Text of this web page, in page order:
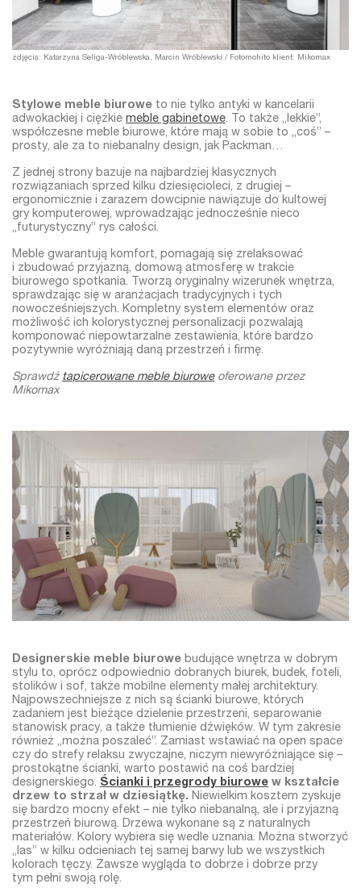
zdjęcia: Katarzyna Seliga-Wróblewska, Marcin Wróblewski / Fotomohito klient: Mikomax
Stylowe meble biurowe to nie tylko antyki w kancelarii
adwokackiej i ciężkie meble gabinetowe. To także „lekkie”,
współczesne meble biurowe, które mają w sobie to „coś” –
prosty, ale za to niebanalny design, jak Packman…
Z jednej strony bazuje na najbardziej klasycznych
rozwiązaniach sprzed kilku dziesięcioleci, z drugiej –
ergonomicznie i zarazem dowcipnie nawiązuje do kultowej
gry komputerowej, wprowadzając jednocześnie nieco
„futurystyczny” rys całości.
Meble gwarantują komfort, pomagają się zrelaksować
i zbudować przyjazną, domową atmosferę w trakcie
biurowego spotkania. Tworzą oryginalny wizerunek wnętrza,
sprawdzając się w aranżacjach tradycyjnych i tych
nowocześniejszych. Kompletny system elementów oraz
możliwość ich kolorystycznej personalizacji pozwalają
komponować niepowtarzalne zestawienia, które bardzo
pozytywnie wyróżniają daną przestrzeń i firmę.
Sprawdź tapicerowane meble biuroweoferowane przez
Mikomax
Designerskie meble biurowe budujące wnętrza w dobrym
stylu to, oprócz odpowiednio dobranych biurek, budek, foteli,
stolików i sof, także mobilne elementy małej architektury.
Najpowszechniejsze z nich są ścianki biurowe, których
zadaniem jest bieżące dzielenie przestrzeni, separowanie
stanowisk pracy, a także tłumienie dźwięków. W tym zakresie
również „można poszaleć”. Zamiast wstawiać na open space
czy do strefy relaksu zwyczajne, niczym niewyróżniające się –
prostokątne ścianki, warto postawić na coś bardziej
designerskiego. Ścianki i przegrody biurowe w kształcie
drzew to strzał w dziesiątkę. Niewielkim kosztem zyskuje
się bardzo mocny efekt – nie tylko niebanalną, ale i przyjazną
przestrzeń biurową. Drzewa wykonane są z naturalnych
materiałów. Kolory wybiera się wedle uznania. Można stworzyć
„las” w kilku odcieniach tej samej barwy lub we wszystkich
kolorach tęczy. Zawsze wygląda to dobrze i dobrze przy
tym pełni swoją rolę.